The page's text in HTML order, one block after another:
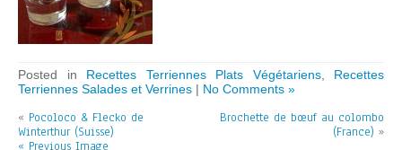
Posted in Recettes Terriennes Plats Végétariens, Recettes
Terriennes Salades et Verrines | No Comments »
« Pocoloco & Flecko de
Winterthur (Suisse)
Brochette de bœuf au colombo
(France) »
« Previous Image